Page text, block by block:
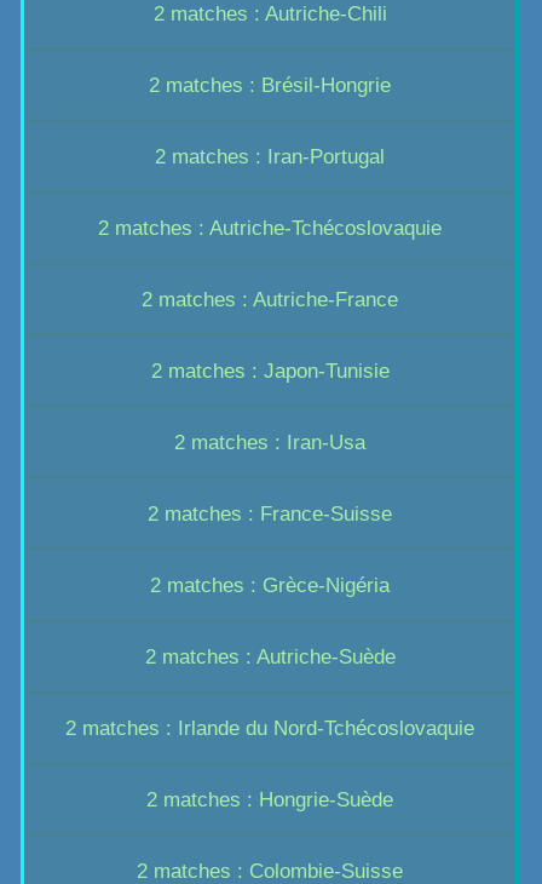
2 matches : Autriche-Chili
2 matches : Brésil-Hongrie
2 matches : Iran-Portugal
2 matches : Autriche-Tchécoslovaquie
2 matches : Autriche-France
2 matches : Japon-Tunisie
2 matches : Iran-Usa
2 matches : France-Suisse
2 matches : Grèce-Nigéria
2 matches : Autriche-Suède
2 matches : Irlande du Nord-Tchécoslovaquie
2 matches : Hongrie-Suède
2 matches : Colombie-Suisse